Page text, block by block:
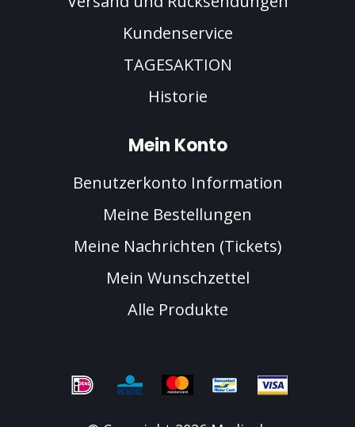
Kundenservice
TAGESAKTION
Historie
Mein Konto
Benutzerkonto Information
Meine Bestellungen
Meine Nachrichten (Tickets)
Mein Wunschzettel
Alle Produkte